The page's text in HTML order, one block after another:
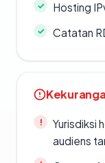
Hosting
Catatan
Yurisdiksi
audiens